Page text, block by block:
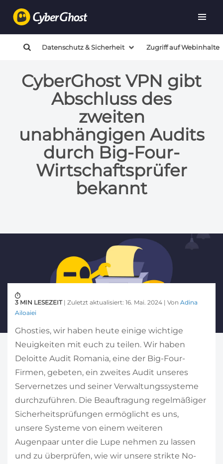
Datenschutz & Sicherheit Zugriff auf Webinhalte
CyberGhost VPN gibt
Abschluss des
zweiten
unabhängigen Audits
durch Big-Four-
Wirtschaftsprüfer
bekannt
3 MIN LESEZEIT | Zuletzt aktualisiert: 16. Mai. 2024 | Von Adina
Ailoaiei
Ghosties, wir haben heute einige wichtige
Neuigkeiten mit euch zu teilen. Wir haben
Deloitte Audit Romania, eine der Big-Four-
Firmen, gebeten, ein zweites Audit unseres
Servernetzes und seiner Verwaltungssysteme
durchzuführen. Die Beauftragung regelmäßiger
Sicherheitsprüfungen ermöglicht es uns,
unsere Systeme von einem weiteren
Augenpaar unter die Lupe nehmen zu lassen
und zu überprüfen, wie wir unsere strikte No-